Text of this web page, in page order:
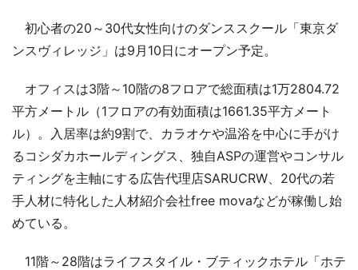
初心者の20～30代女性向けのダンススクール「東京ダ
ンスヴィレッジ」は9月10日にオープン予定。
オフィスは3階～10階の8フロアで総面積は1万2804.72
平方メートル（1フロアの有効面積は1661.35平方メート
ル）。入居率は約9割で、カラオケや温浴を中心に手がけ
るコシダカホールディングス、独自ASPの運営やコンサル
ティングを主軸にする広告代理店SARUCRW、20代の若
手人材に特化した人材紹介会社free movaなどが稼働し始
めている。
11階～28階はライフスタイル・ブティックホテル「ホテ